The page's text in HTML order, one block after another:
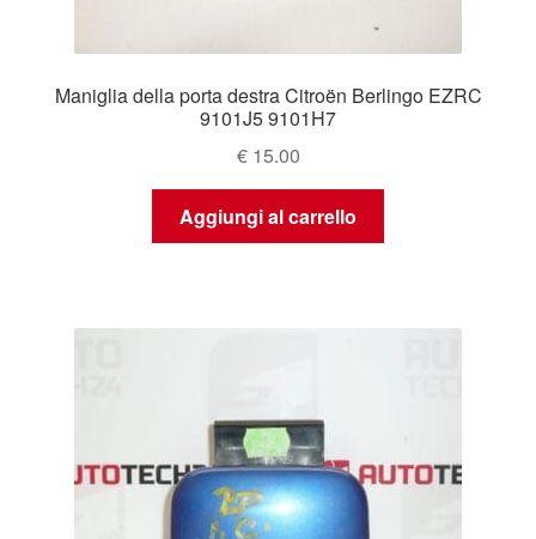
Maniglia della porta destra Citroën Berlingo EZRC
9101J5 9101H7
€15.00
Aggiungi al carrello